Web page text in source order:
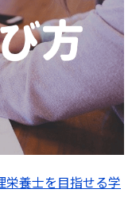
養士を目指せる学